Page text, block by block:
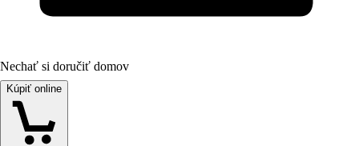
Nechať si doručiť domov
Kúpiť online